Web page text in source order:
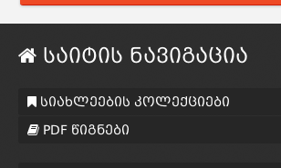
საიტის ნავიგაცია
სიახლეების კოლექციები
PDF წიგნები